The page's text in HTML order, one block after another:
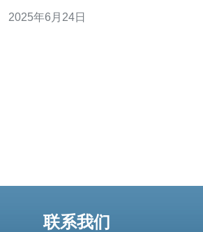
CN2直连网络作为一种高效的网络连接
2025年6月24日
联系我们